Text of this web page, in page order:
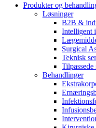
Produkter og
Løsninger
B2B &
Intelligent
Surgical
Teknisk
Behandlinger